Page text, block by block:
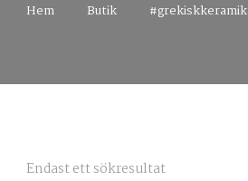
Hem Butik #grekiskkeramik
Endast ett sökresultat